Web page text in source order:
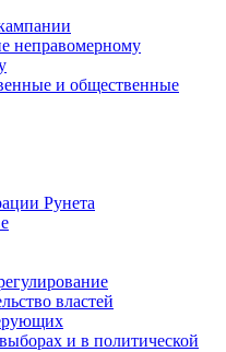
неправомерному
и общественные
Рунета
властей
и в политической